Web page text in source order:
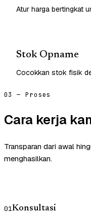
Atur harga bertingkat
Stok Opname
Cocokkan stok fisik
03 — Proses
Cara kerja
Transparan dari awal
menghasilkan.
01Konsultasi